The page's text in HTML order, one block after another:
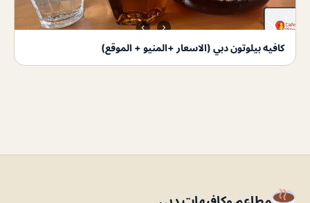
كافيه بيلوتون دبي (الاسعار +المنيو + الموقع)